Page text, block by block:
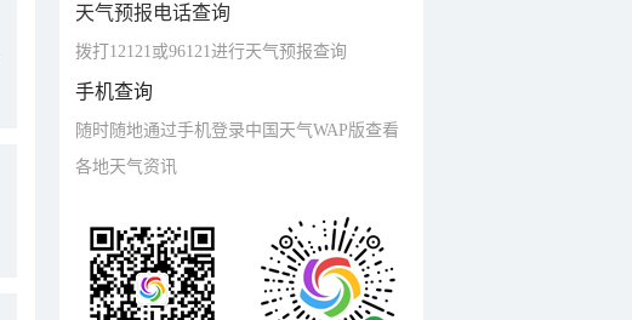
天气预报电话查询
拨打12121或96121进行天气预报查询
手机查询
随时随地通过手机登录中国天气WAP版查看
各地天气资讯